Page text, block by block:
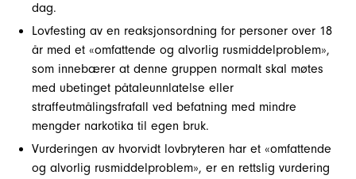
dag.
Lovfesting av en reaksjonsordning for personer over 18
år med et «omfattende og alvorlig rusmiddelproblem»,
som innebærer at denne gruppen normalt skal møtes
med ubetinget påtaleunnlatelse eller
straffeutmålingsfrafall ved befatning med mindre
mengder narkotika til egen bruk.
Vurderingen av hvorvidt lovbryteren har et «omfattende
og alvorlig rusmiddelproblem», er en rettslig vurdering